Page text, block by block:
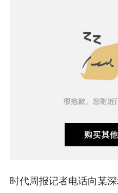
时代周报记者电话向某